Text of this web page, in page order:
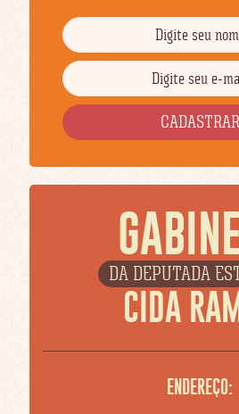
DA DEPUTADA
CIDA
ENDEREÇO: